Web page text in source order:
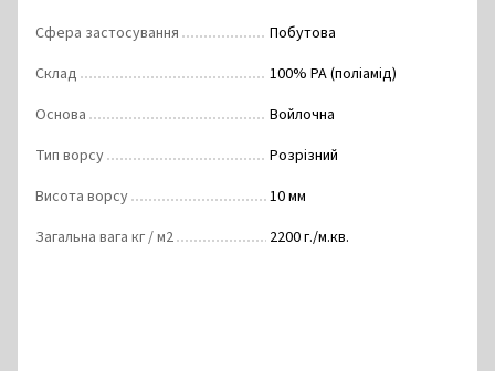
Сфера застосування
Побутова
Склад
100% РА (поліамід)
Основа
Войлочна
Тип ворсу
Розрізний
Висота ворсу
10 мм
Загальна вага кг / м2
2200 г./м.кв.